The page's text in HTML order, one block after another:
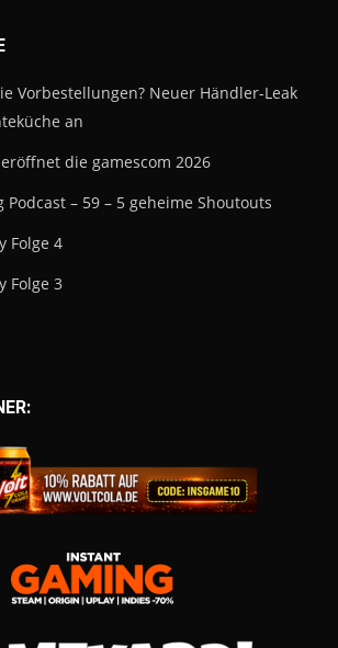
Vorbestellungen? Neuer Händler-Leak
an
die gamescom 2026
Podcast – 59 – 5 geheime Shoutouts
Folge 4
Folge 3